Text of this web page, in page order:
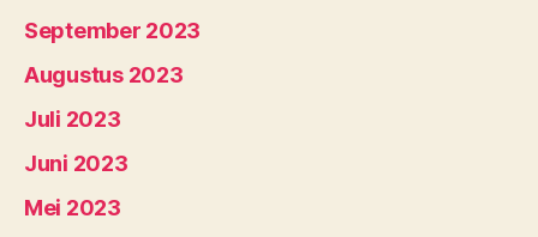
September 2023
Augustus 2023
Juli 2023
Juni 2023
Mei 2023